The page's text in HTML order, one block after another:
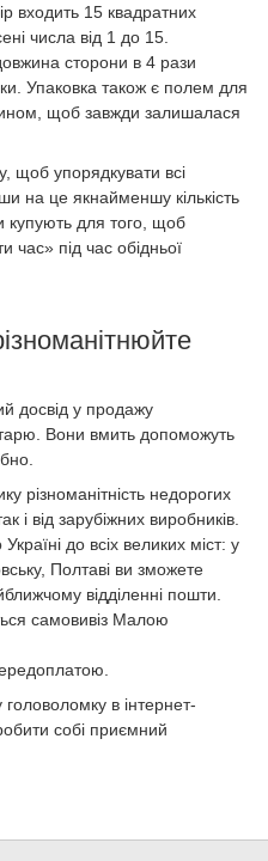
входить 15 квадратних
числа від 1 до 15.
сторони в 4 рази
Упаковка також є полем для
чином, щоб завжди залишалася
щоб упорядкувати всі
на це якнайменшу кількість
купують для того, щоб
час» під час обідньої
досвід у продажу
Вони вмить допоможуть
різноманітність недорогих
і від зарубіжних виробників.
до всіх великих міст: у
Полтаві ви зможете
відділенні пошти.
самовивіз Малою
в інтернет-
собі приємний